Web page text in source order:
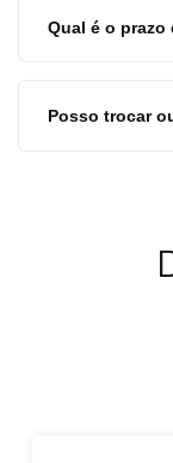
Qual é o prazo
Posso trocar